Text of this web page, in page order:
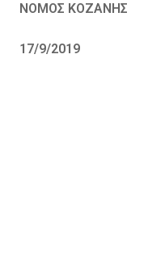
ΝΟΜΟΣ
17/9/2019